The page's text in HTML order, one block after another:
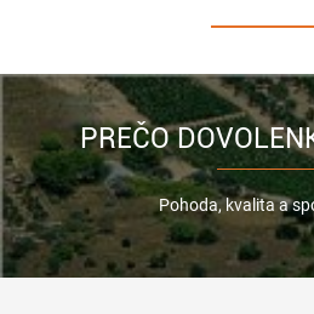
PREČO
Pohoda, kvalita a